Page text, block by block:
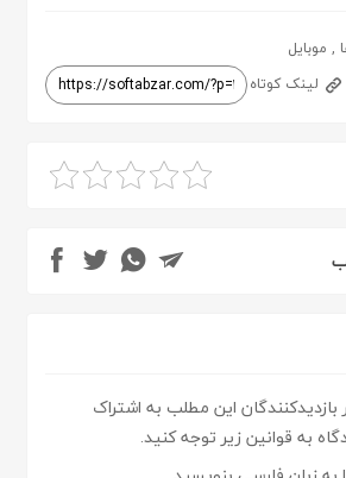
, موبایل
لینک کوتاه
بازدیدکنندگان این مطلب به اشتراک
به قوانین زیر توجه کنید.